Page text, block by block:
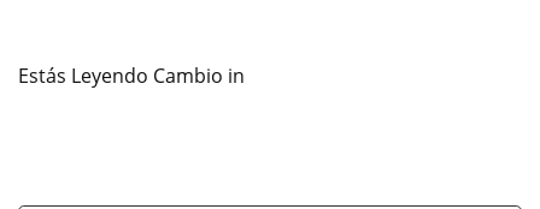
Estás Leyendo Cambio in